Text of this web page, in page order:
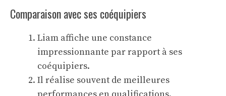
Comparaison avec ses coéquipiers
Liam affiche une constance
impressionnante par rapport à ses
coéquipiers.
Il réalise souvent de meilleures